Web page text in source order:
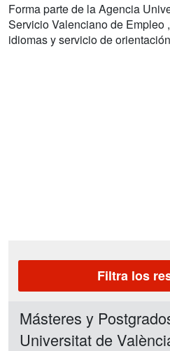
Forma parte de la Agencia
Servicio Valenciano de Empleo
idiomas y servicio de
Filtra los
Másteres y
Universitat de